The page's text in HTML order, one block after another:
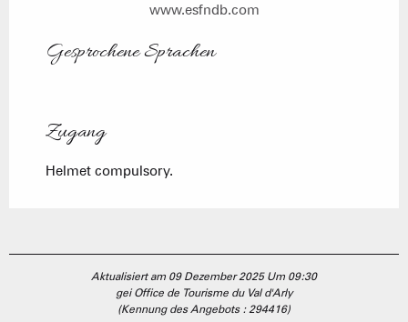
www.esfndb.com
Gesprochene Sprachen
Gesprochene Sprachen
Zugang
Zugang
Helmet compulsory.
Aktualisiert am 09 Dezember 2025 Um 09:30
gei Office de Tourisme du Val d'Arly
(Kennung des Angebots : 294416)